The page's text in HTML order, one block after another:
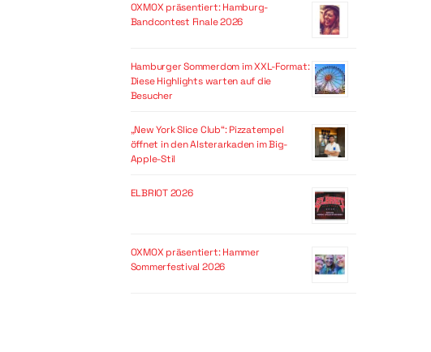
OXMOX präsentiert: Hamburg-
Bandcontest Finale 2026
Hamburger Sommerdom im XXL-Format:
Diese Highlights warten auf die
Besucher
„New York Slice Club“: Pizzatempel
öffnet in den Alsterarkaden im Big-
Apple-Stil
ELBRIOT 2026
OXMOX präsentiert: Hammer
Sommerfestival 2026